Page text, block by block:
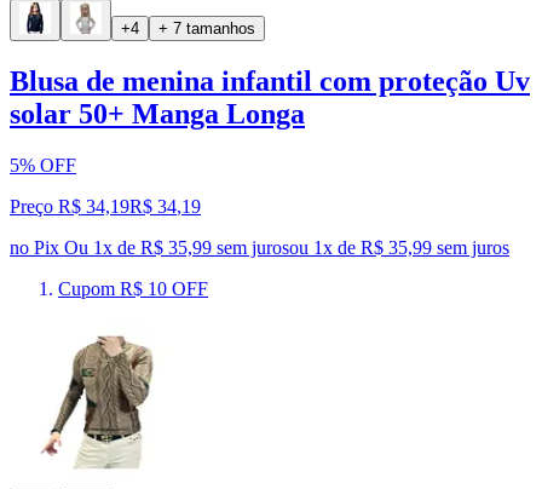
+4 + 7 tamanhos
Blusa de menina infantil com proteção Uv
solar 50+ Manga Longa
5% OFF
Preço R$ 34,19R$ 34,19
no Pix Ou 1x de R$ 35,99 sem jurosou 1x de R$ 35,99 sem juros
Cupom R$ 10 OFF